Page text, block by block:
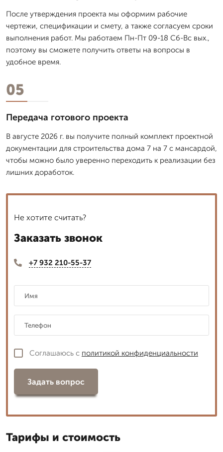
После утверждения проекта мы оформим рабочие
чертежи, спецификации и смету, а также согласуем сроки
выполнения работ. Мы работаем Пн-Пт 09-18 Сб-Вс вых.,
поэтому вы сможете получить ответы на вопросы в
удобное время.
05
Передача готового проекта
В августе 2026 г. вы получите полный комплект проектной
документации для строительства дома 7 на 7 с мансардой,
чтобы можно было уверенно переходить к реализации без
лишних доработок.
Не хотите считать?
Заказать звонок
+7 932 210-55-37
Соглашаюсь с политикой конфиденциальности
Задать вопрос
Тарифы и стоимость